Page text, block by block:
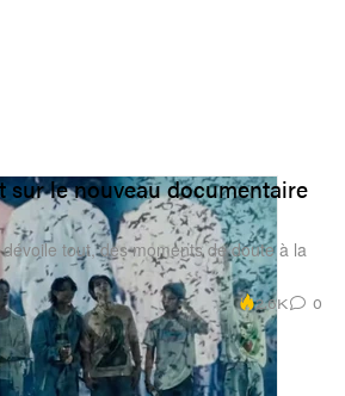
sur le nouveau documentaire
tout, des moments de doute à la
2.6K 0